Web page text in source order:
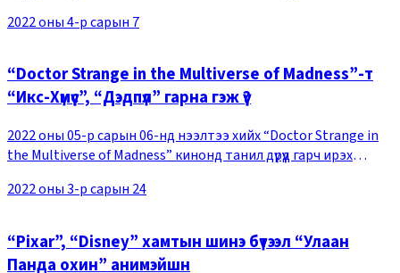
театруудад &#128175
2022 оны 4-р сарын 7
“Doctor Strange in the Multiverse of Madness”-т
“Икс-Хүмүүс”, “Дэдпүл” гарна гэж үү?
2022 оны 05-р сарын 06-нд нээлтээ хийх “Doctor Strange in
the Multiverse of Madness” кинонд танил дүрүүд гарч ирэх
эх зохиолоор бүтээгдсэн М
2022 оны 3-р сарын 24
“Pixar”, “Disney” хамтын шинэ бүтээл “Улаан
Панда охин” анимэйшн